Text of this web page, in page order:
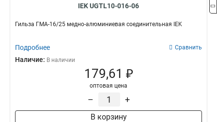
IEK UGTL10-016-06
Гильза ГМА-16/25 медно-алюминиевая соединительная IEK
Подробнее Сравнить
Наличие: В наличии
179,61 ₽
оптовая цена
– +
В корзину